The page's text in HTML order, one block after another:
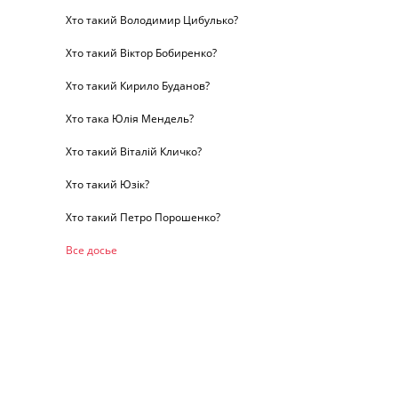
Хто такий Володимир Цибулько?
Хто такий Віктор Бобиренко?
Хто такий Кирило Буданов?
Хто така Юлія Мендель?
Хто такий Віталій Кличко?
Хто такий Юзік?
Хто такий Петро Порошенко?
Все досье